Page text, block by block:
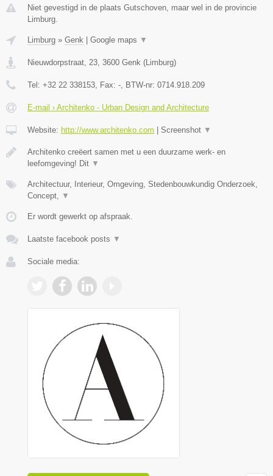
Niet gevestigd in de plaats Gutschoven, maar wel in de provincie
Limburg.
Limburg » Genk Google maps ▼
Nieuwdorpstraat, 23, 3600 Genk (Limburg)
Tel: +32 22 338153, Fax: -, BTW-nr: 0714.918.209
E-mail › Architenko - Urban Design and Architecture
Website: http://www.architenko.com Screenshot ▼
Architenko creëert samen met u een duurzame werk- en
leefomgeving! Dit ▼
Architectuur, Interieur, Omgeving, Stedenbouwkundig Onderzoek,
Concept, ▼
Er wordt gewerkt op afspraak.
Laatste facebook posts ▼
Sociale media: